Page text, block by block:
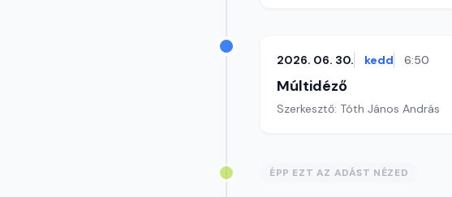
2026. 06. 30. kedd 6:50
Múltidéző
Szerkesztő: Tóth János András
ÉPP EZT AZ ADÁST NÉZED